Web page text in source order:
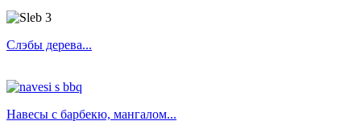
Слэбы дерева...
Навесы с барбекю, мангалом...